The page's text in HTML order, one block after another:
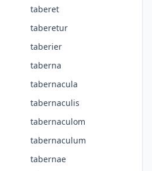
taberet
taberetur
taberier
taberna
tabernacula
tabernaculis
tabernaculom
tabernaculum
tabernae